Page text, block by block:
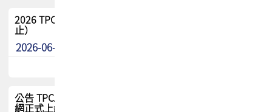
2026 TPCA健康盃保齡球聯誼賽 熱烈報名中（8/3報名截
止）
2026-06-29
公告 TPCA 台灣電路板協會官網將迎來新面貌，7/1 新官
網正式上線！